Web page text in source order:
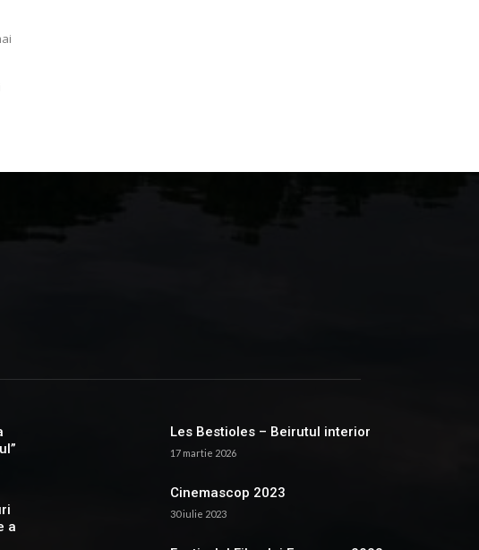
a
Les Bestioles – Beirutul interior
17 martie 2026
Cinemascop 2023
30 iulie 2023